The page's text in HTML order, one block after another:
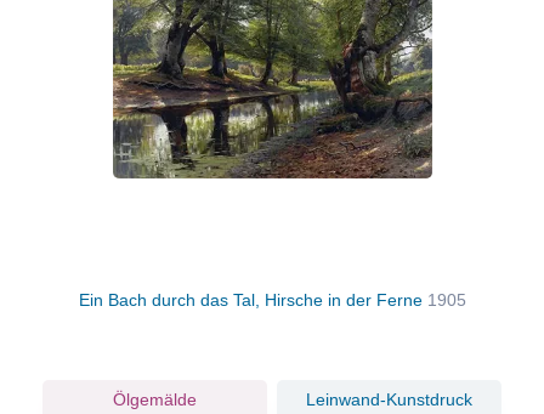
Ein Bach durch das Tal, Hirsche in der Ferne 1905
Ölgemälde
Leinwand-Kunstdruck